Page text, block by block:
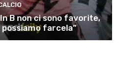
B non ci sono favorite,
farcela”